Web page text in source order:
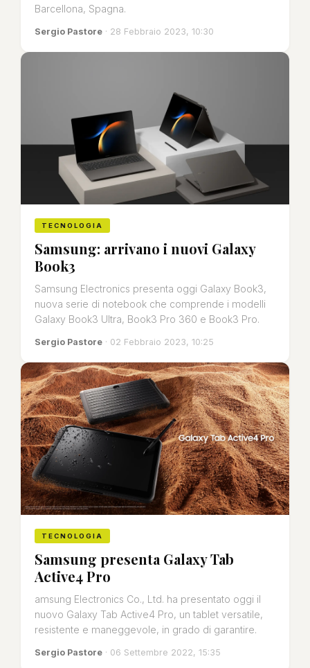
Barcellona, Spagna.
Sergio Pastore · 28 Febbraio 2023, 10:30
TECNOLOGIA
Samsung: arrivano i nuovi Galaxy
Book3
Samsung Electronics presenta oggi Galaxy Book3,
nuova serie di notebook che comprende i modelli
Galaxy Book3 Ultra, Book3 Pro 360 e Book3 Pro.
Sergio Pastore · 02 Febbraio 2023, 10:25
TECNOLOGIA
Samsung presenta Galaxy Tab
Active4 Pro
amsung Electronics Co., Ltd. ha presentato oggi il
nuovo Galaxy Tab Active4 Pro, un tablet versatile,
resistente e maneggevole, in grado di garantire.
Sergio Pastore · 06 Settembre 2022, 15:35